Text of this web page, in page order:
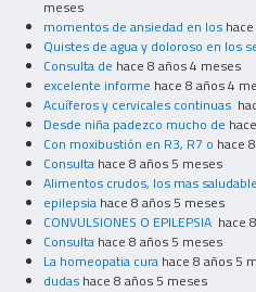
meses
momentos de ansiedad en los
Quistes de agua y doloroso en los
Consulta de hace 8 años 4 meses
excelente informe hace 8 años 4
Acuíferos y cervicales continuas
Desde niña padezco mucho de
Con moxibustión en R3, R7 o hace
Consulta hace 8 años 5 meses
Alimentos crudos, los mas
epilepsia hace 8 años 5 meses
CONVULSIONES O EPILEPSIA hace
Consulta hace 8 años 5 meses
La homeopatia cura hace 8 años 5
dudas hace 8 años 5 meses